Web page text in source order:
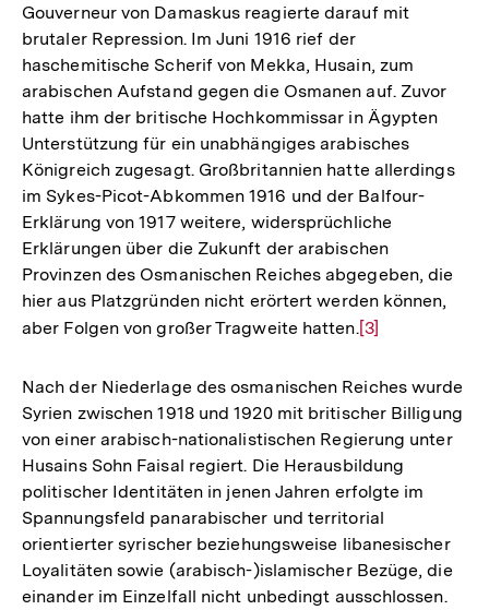
Gouverneur von Damaskus reagierte darauf mit
brutaler Repression. Im Juni 1916 rief der
haschemitische Scherif von Mekka, Husain, zum
arabischen Aufstand gegen die Osmanen auf. Zuvor
hatte ihm der britische Hochkommissar in Ägypten
Unterstützung für ein unabhängiges arabisches
Königreich zugesagt. Großbritannien hatte allerdings
im Sykes-Picot-Abkommen 1916 und der Balfour-
Erklärung von 1917 weitere, widersprüchliche
Erklärungen über die Zukunft der arabischen
Provinzen des Osmanischen Reiches abgegeben, die
hier aus Platzgründen nicht erörtert werden können,
aber Folgen von großer Tragweite hatten.Zur
der
Fußnote
[3]
Nach der Niederlage des osmanischen Reiches wurde
Syrien zwischen 1918 und 1920 mit britischer Billigung
von einer arabisch-nationalistischen Regierung unter
Husains Sohn Faisal regiert. Die Herausbildung
politischer Identitäten in jenen Jahren erfolgte im
Spannungsfeld panarabischer und territorial
orientierter syrischer beziehungsweise libanesischer
Loyalitäten sowie (arabisch-)islamischer Bezüge, die
einander im Einzelfall nicht unbedingt ausschlossen.